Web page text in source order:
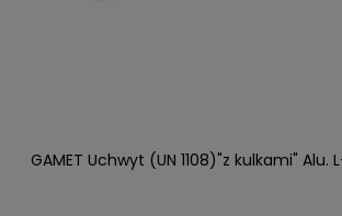
GAMET Uchwyt (UN 1108)"z kulkami" Alu.